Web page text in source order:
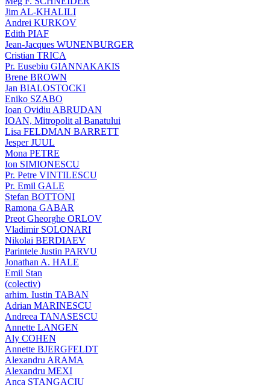
Jim AL-KHALILI
Andrei KURKOV
Edith PIAF
Jean-Jacques WUNENBURGER
Cristian TRICA
Pr. Eusebiu GIANNAKAKIS
Brene BROWN
Jan BIALOSTOCKI
Eniko SZABO
Ioan Ovidiu ABRUDAN
IOAN, Mitropolit al Banatului
Lisa FELDMAN BARRETT
Jesper JUUL
Mona PETRE
Ion SIMIONESCU
Pr. Petre VINTILESCU
Pr. Emil GALE
Stefan BOTTONI
Ramona GABAR
Preot Gheorghe ORLOV
Vladimir SOLONARI
Nikolai BERDIAEV
Parintele Justin PARVU
Jonathan A. HALE
Emil Stan
(colectiv)
arhim. Iustin TABAN
Adrian MARINESCU
Andreea TANASESCU
Annette LANGEN
Aly COHEN
Annette BJERGFELDT
Alexandru ARAMA
Alexandru MEXI
Anca STANGACIU